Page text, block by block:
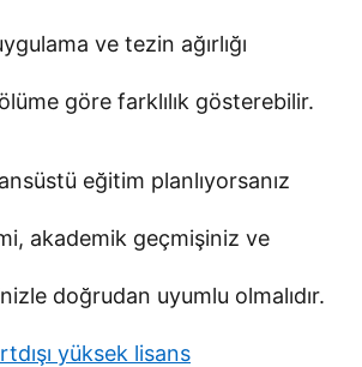
ve tezin ağırlığı
göre farklılık gösterebilir.
eğitim planlıyorsanız
akademik geçmişiniz ve
doğrudan uyumlu olmalıdır.
yüksek lisans